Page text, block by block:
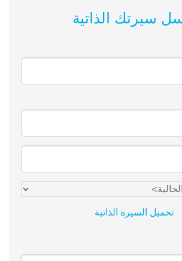
سيرتك الذاتية
تحميل السيرة الذاتية